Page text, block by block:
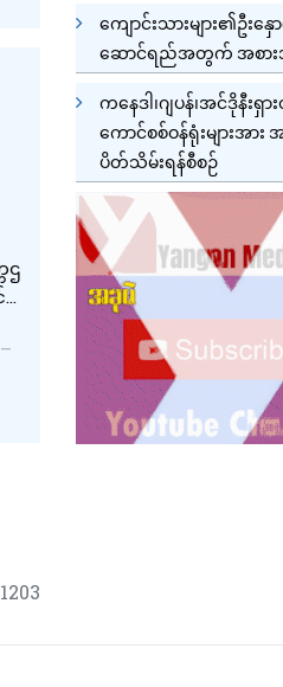
ဌ
ကျောင်းသားများ၏ဦးနှေ
ဆောင်ရည်အတွက် အစားအ
ကနေဒါ၊ဂျပန်၊အင်ဒိုနီးရှာ
ကောင်စစ်ဝန်ရုံးများအာ
ပိတ်သိမ်းရန်စီစဉ်